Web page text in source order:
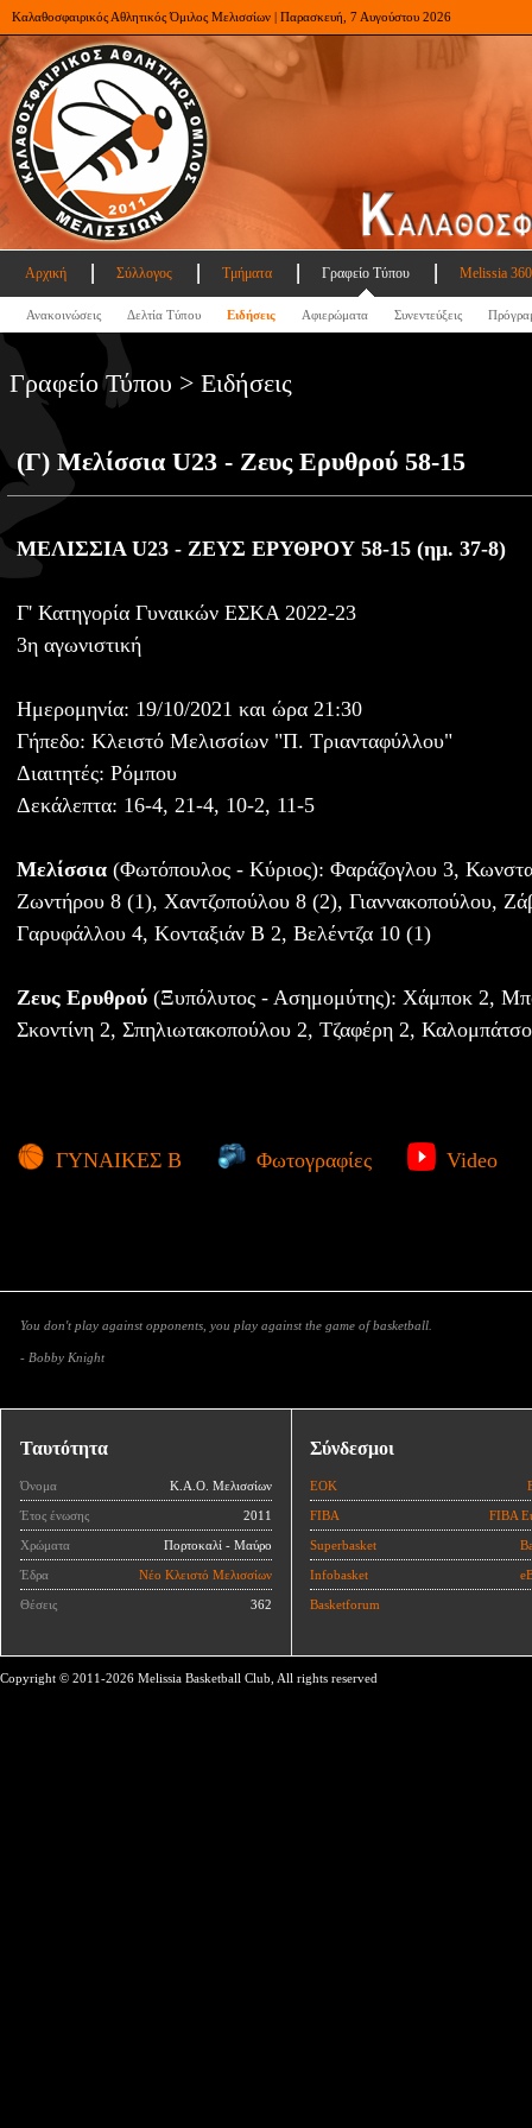
Καλαθοσφαιρικός Αθλητικός Όμιλος Μελισσίων | Παρασκευή, 7 Αυγούστου 2026
Αρχική Σύλλογος Τμήματα Γραφείο Τύπου Melissia
Ανακοινώσεις Δελτία Τύπου Ειδήσεις Αφιερώματα Συνεντεύξεις
Γραφείο Τύπου > Ειδήσεις
(Γ) Μελίσσια U23 - Ζευς Ερυθρού 58-15
ΜΕΛΙΣΣΙΑ U23 - ΖΕΥΣ ΕΡΥΘΡΟΥ 58-15 (ημ. 37-8)
Γ' Κατηγορία Γυναικών ΕΣΚΑ 2022-23
3η αγωνιστική
Ημερομηνία: 19/10/2021 και ώρα 21:30
Γήπεδο: Κλειστό Μελισσίων "Π. Τριανταφύλλου"
Διαιτητές: Ρόμπου
Δεκάλεπτα: 16-4, 21-4, 10-2, 11-5
Μελίσσια (Φωτόπουλος - Κύριος): Φαράζογλου 3,
Ζωντήρου 8 (1), Χαντζοπούλου 8 (2), Γιαννακοπούλου,
Γαρυφάλλου 4, Κονταξιάν Β 2, Βελέντζα 10 (1)
Ζευς Ερυθρού (Ξυπόλυτος - Ασημομύτης): Χάμποκ 2,
Σκοντίνη 2, Σπηλιωτακοπούλου 2, Τζαφέρη 2,
ΓΥΝΑΙΚΕΣ Β Φωτογραφίες Video
You don't play against opponents, you play against the game of basketball.
- Bobby Knight
Ταυτότητα
Όνομα Κ.Α.Ο. Μελισσίων
Έτος ένωσης 2011
Χρώματα Πορτοκαλί - Μαύρο
Έδρα Νέο Κλειστό Μελισσίων
Θέσεις 362
Σύνδεσμοι
ΕΟΚ
FIBA FIBA
Superbasket
Infobasket
Basketforum
Copyright © 2011-2026 Melissia Basketball Club, All rights reserved